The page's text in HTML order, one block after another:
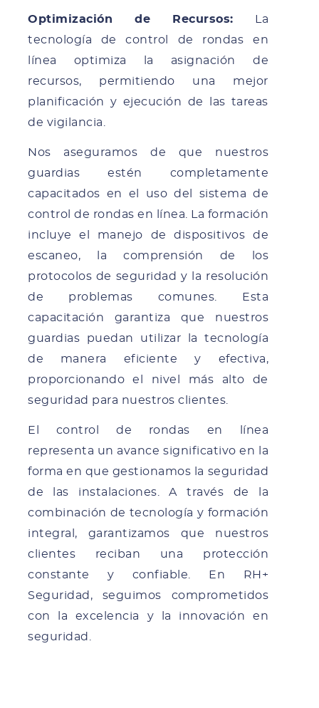
Optimización de Recursos: La
tecnología de control de rondas en
línea optimiza la asignación de
recursos, permitiendo una mejor
planificación y ejecución de las tareas
de vigilancia.
Nos aseguramos de que nuestros
guardias estén completamente
capacitados en el uso del sistema de
control de rondas en línea. La formación
incluye el manejo de dispositivos de
escaneo, la comprensión de los
protocolos de seguridad y la resolución
de problemas comunes. Esta
capacitación garantiza que nuestros
guardias puedan utilizar la tecnología
de manera eficiente y efectiva,
proporcionando el nivel más alto de
seguridad para nuestros clientes.
El control de rondas en línea
representa un avance significativo en la
forma en que gestionamos la seguridad
de las instalaciones. A través de la
combinación de tecnología y formación
integral, garantizamos que nuestros
clientes reciban una protección
constante y confiable. En RH+
Seguridad, seguimos comprometidos
con la excelencia y la innovación en
seguridad.